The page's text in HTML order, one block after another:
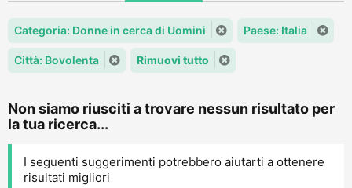
Categoria: Donne in cerca di Uomini Paese: Italia
Città: Bovolenta Rimuovi tutto
Non siamo riusciti a trovare nessun risultato per
la tua ricerca...
I seguenti suggerimenti potrebbero aiutarti a ottenere
risultati migliori